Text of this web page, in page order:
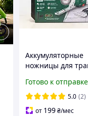
Аккумуляторные
ножницы для
20-li A1 Кусторез
аккумуляторный
Триммер для
Готово к отправке
5.0 (2)
от 199 ₴/мес